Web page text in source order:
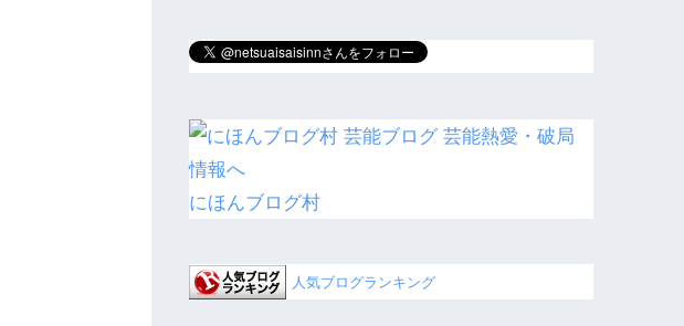
にほんブログ村
人気ブログランキング